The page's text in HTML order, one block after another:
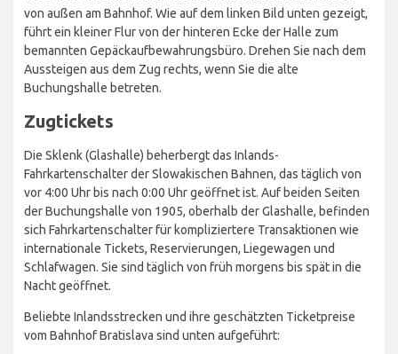
von außen am Bahnhof. Wie auf dem linken Bild unten gezeigt,
führt ein kleiner Flur von der hinteren Ecke der Halle zum
bemannten Gepäckaufbewahrungsbüro. Drehen Sie nach dem
Aussteigen aus dem Zug rechts, wenn Sie die alte
Buchungshalle betreten.
Zugtickets
Die Sklenk (Glashalle) beherbergt das Inlands-
Fahrkartenschalter der Slowakischen Bahnen, das täglich von
vor 4:00 Uhr bis nach 0:00 Uhr geöffnet ist. Auf beiden Seiten
der Buchungshalle von 1905, oberhalb der Glashalle, befinden
sich Fahrkartenschalter für kompliziertere Transaktionen wie
internationale Tickets, Reservierungen, Liegewagen und
Schlafwagen. Sie sind täglich von früh morgens bis spät in die
Nacht geöffnet.
Beliebte Inlandsstrecken und ihre geschätzten Ticketpreise
vom Bahnhof Bratislava sind unten aufgeführt: